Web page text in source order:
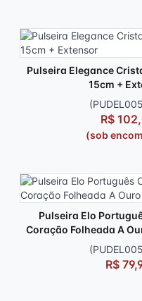
Pulseira Elegance
15cm +
R$
(sob
Pulseira Elo
Coração Folheada A
R$